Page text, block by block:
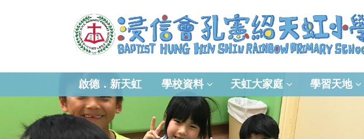
啟德．新天虹 學校資料 天虹大家庭 學習天地